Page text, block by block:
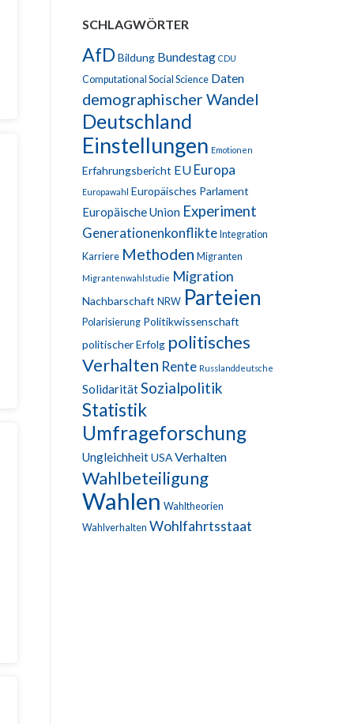
SCHLAGWÖRTER
AfDBildung Bundestag CDU
Computational Social Science Daten
demographischer Wandel
Deutschland
Einstellungen Emotionen
Erfahrungsbericht EU Europa
Europawahl Europäisches Parlament
Europäische Union Experiment
Generationenkonflikte Integration
Karriere Methoden Migranten
Migrantenwahlstudie Migration
Nachbarschaft NRW Parteien
Polarisierung Politikwissenschaft
politischer Erfolg politisches
Verhalten Rente Russlanddeutsche
SolidaritätSozialpolitik
Statistik
Umfrageforschung
UngleichheitUSAVerhalten
Wahlbeteiligung
Wahlen Wahltheorien
Wahlverhalten Wohlfahrtsstaat